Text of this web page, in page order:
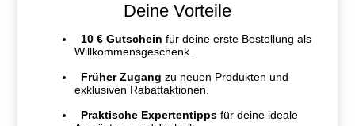
Deine Vorteile
10 € Gutschein für deine erste Bestellung als
Willkommensgeschenk.
Früher Zugang zu neuen Produkten und
exklusiven Rabattaktionen.
Praktische Expertentipps für deine ideale